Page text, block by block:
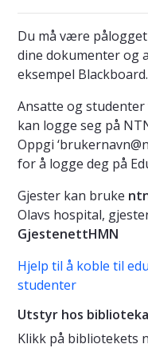
Du må være
dine dokumenter og
eksempel Blackboard.
Ansatte og
kan logge seg på
Oppgi
for å logge deg på
Gjester kan bruke
Olavs hospital,
GjestenettHMN
Hjelp til å koble til
studenter
Utstyr hos
Klikk på bibliotekets